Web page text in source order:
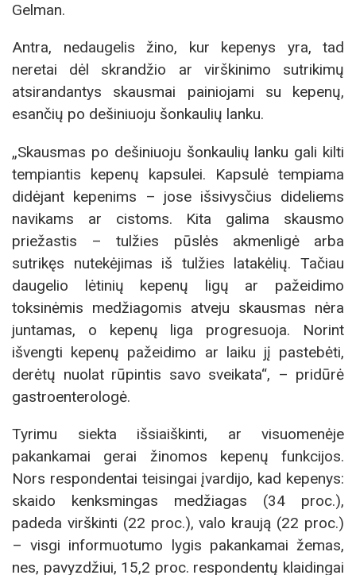
Gelman.
Antra, nedaugelis žino, kur kepenys yra, tad
neretai dėl skrandžio ar virškinimo sutrikimų
atsirandantys skausmai painiojami su kepenų,
esančių po dešiniuoju šonkaulių lanku.
„Skausmas po dešiniuoju šonkaulių lanku gali kilti
tempiantis kepenų kapsulei. Kapsulė tempiama
didėjant kepenims – jose išsivysčius dideliems
navikams ar cistoms. Kita galima skausmo
priežastis – tulžies pūslės akmenligė arba
sutrikęs nutekėjimas iš tulžies latakėlių. Tačiau
daugelio lėtinių kepenų ligų ar pažeidimo
toksinėmis medžiagomis atveju skausmas nėra
juntamas, o kepenų liga progresuoja. Norint
išvengti kepenų pažeidimo ar laiku jį pastebėti,
derėtų nuolat rūpintis savo sveikata“, – pridūrė
gastroenterologė.
Tyrimu siekta išsiaiškinti, ar visuomenėje
pakankamai gerai žinomos kepenų funkcijos.
Nors respondentai teisingai įvardijo, kad kepenys:
skaido kenksmingas medžiagas (34 proc.),
padeda virškinti (22 proc.), valo kraują (22 proc.)
– visgi informuotumo lygis pakankamai žemas,
nes, pavyzdžiui, 15,2 proc. respondentų klaidingai